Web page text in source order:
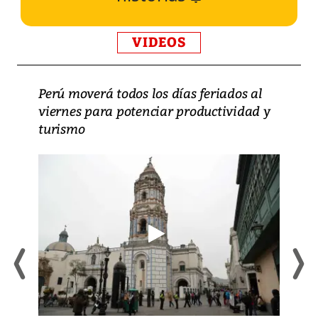
VIDEOS
Perú moverá todos los días feriados al
viernes para potenciar productividad y
turismo